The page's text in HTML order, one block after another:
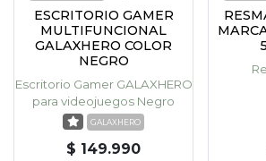
ESCRITORIO GAMER
MULTIFUNCIONAL
GALAXHERO COLOR
NEGRO
Escritorio Gamer GALAXHERO
para videojuegos Negro
GALAXHERO
$ 149.990